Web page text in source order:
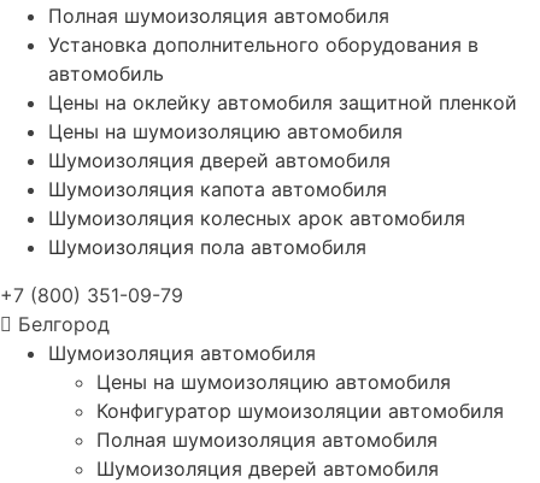
Полная шумоизоляция автомобиля
Установка дополнительного оборудования в
автомобиль
Цены на оклейку автомобиля защитной пленкой
Цены на шумоизоляцию автомобиля
Шумоизоляция дверей автомобиля
Шумоизоляция капота автомобиля
Шумоизоляция колесных арок автомобиля
Шумоизоляция пола автомобиля
+7 (800) 351-09-79
Белгород
Шумоизоляция автомобиля
Цены на шумоизоляцию автомобиля
Конфигуратор шумоизоляции автомобиля
Полная шумоизоляция автомобиля
Шумоизоляция дверей автомобиля